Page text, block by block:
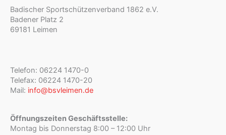
Badischer Sportschützenverband 1862 e.V.
Badener Platz 2
69181 Leimen
Telefon: 06224 1470-0
Telefax: 06224 1470-20
Mail: info@bsvleimen.de
Öffnungszeiten Geschäftsstelle:
Montag bis Donnerstag 8:00 – 12:00 Uhr